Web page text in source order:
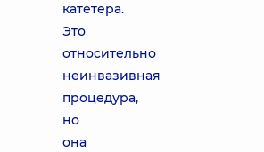
катетера.
Это
относительно
неинвазивная
процедура,
но
она